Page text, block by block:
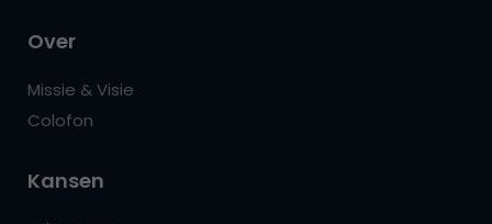
Over
Missie & Visie
Colofon
Kansen